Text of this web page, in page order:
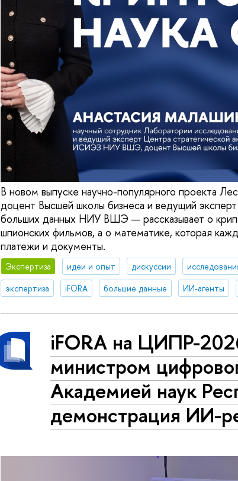
В новом выпуске научно-популярного проекта
доцент Высшей школы бизнеса и ведущий
больших данных НИУ ВШЭ — рассказывает о
шпионских фильмов, а о математике, которая
платежи и документы.
Экспертиза идеи и опыт дискуссии
экспертиза
iFORA большие данные ИИ-агенты
iFORA на ЦИПР-
министром
Академией наук
демонстрация ИИ-